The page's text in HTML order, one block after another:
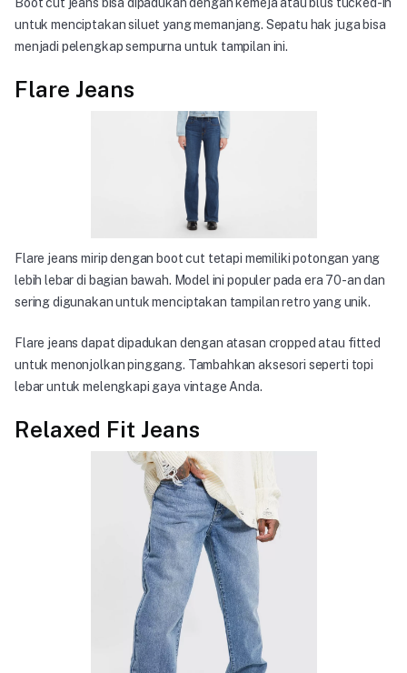
Tentang Kami
Hubungi Kami
PT Lauw Textile Indonesia
Auri Tanah Abang Blok B.10, Central Jakarta City, Jakarta
untuk menciptakan siluet yang memanjang. Sepatu hak juga bisa
menjadi pelengkap sempurna untuk tampilan ini.
Flare Jeans
Flare jeans mirip dengan boot cut tetapi memiliki potongan yang
lebih lebar di bagian bawah. Model ini populer pada era 70-an dan
sering digunakan untuk menciptakan tampilan retro yang unik.
Flare jeans dapat dipadukan dengan atasan cropped atau fitted
untuk menonjolkan pinggang. Tambahkan aksesori seperti topi
lebar untuk melengkapi gaya vintage Anda.
Relaxed Fit Jeans